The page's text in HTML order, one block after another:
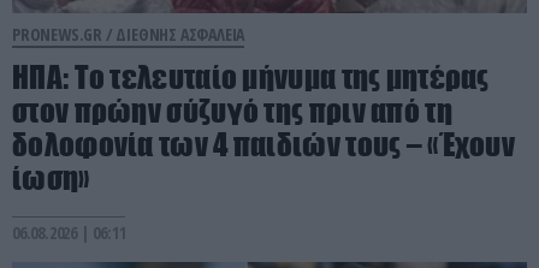
PRONEWS.GR / ΔΙΕΘΝΗΣ ΑΣΦΑΛΕΙΑ
ΗΠΑ: Το τελευταίο μήνυμα της μητέρας
στον πρώην σύζυγό της πριν από τη
δολοφονία των 4 παιδιών τους – «Έχουν
ίωση»
06.08.2026 | 06:11